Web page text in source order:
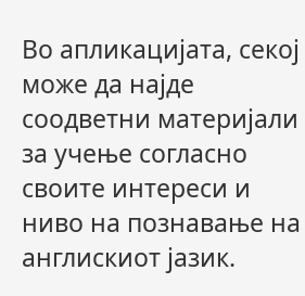
Во апликацијата, секој
може да најде
соодветни материјали
за учење согласно
своите интереси и
ниво на познавање на
англискиот јазик.